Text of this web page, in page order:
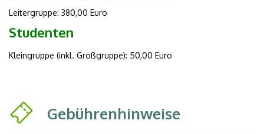
Leitergruppe: 380,00 Euro
Studenten
Kleingruppe (inkl. Großgruppe): 50,00 Euro
Gebührenhinweise